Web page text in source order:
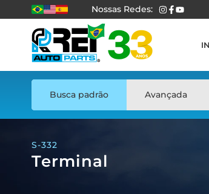
Nossas Redes:
Busca padrão Avançada
S-332
Terminal